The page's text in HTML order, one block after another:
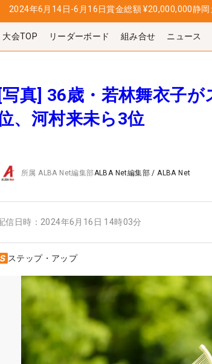
2024年6月14日-6月16日賞金総額 ¥20,000,000静岡
大会TOP リーダーボード 組み合せ ニュース
[写真] 36歳・若林舞衣子
、河村来未ら3位
所属ALBA Net編集部ALBA Net編集部 /ALBA Net
信日時： 2024年6月16日 14時03分
ステップ・アップ